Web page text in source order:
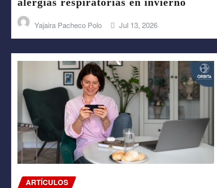
Yajaira Pacheco Polo Jul 13, 2026
ARTÍCULOS